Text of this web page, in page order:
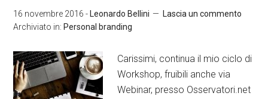
16 novembre 2016 - Leonardo Bellini
Lascia un commento
Archiviato in: Personal branding
Carissimi, continua il mio ciclo di
Workshop, fruibili anche via
Webinar, presso Osservatori.net